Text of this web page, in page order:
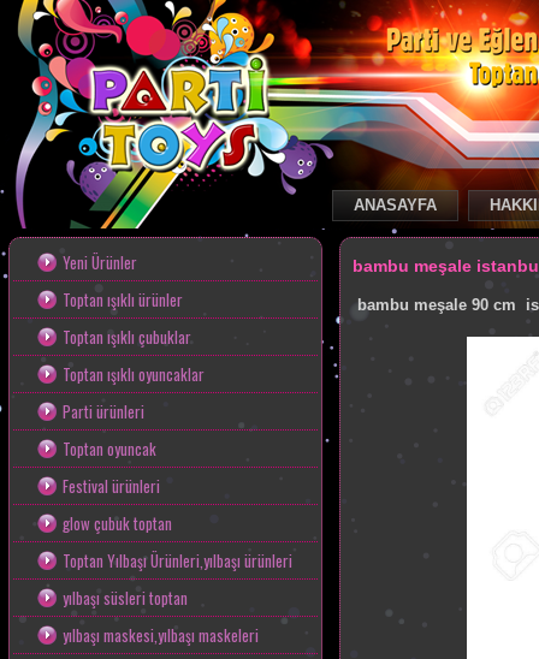
ANASAYFA
Yeni Ürünler
Toptan ışıklı ürünler
Toptan ışıklı çubuklar
Toptan ışıklı oyuncaklar
Parti ürünleri
Toptan oyuncak
Festival ürünleri
glow çubuk toptan
Toptan Yılbaşı Ürünleri,yılbaşı ürünleri
yılbaşı süsleri toptan
yılbaşı maskesi,yılbaşı maskeleri
bambu meşale
bambu meşale 90 cm